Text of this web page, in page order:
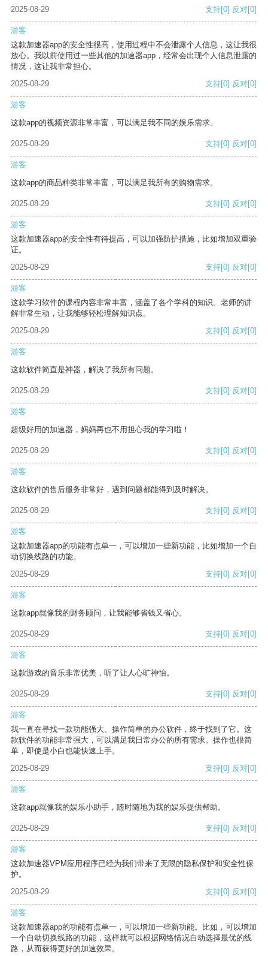
2025-08-29 支持[0] 反对[0]
游客
这款加速器app的安全性很高，使用过程中不会泄露个人信息，这让我很
放心。我以前使用过一些其他的加速器app，经常会出现个人信息泄露的
情况，这让我非常担心。
2025-08-29
支持[0] 反对[0]
游客
这款app的视频资源非常丰富，可以满足我不同的娱乐需求。
2025-08-29 支持[0] 反对[0]
游客
这款app的商品种类非常丰富，可以满足我所有的购物需求。
2025-08-29 支持[0] 反对[0]
游客
这款加速器app的安全性有待提高，可以加强防护措施，比如增加双重验
证。
2025-08-29
支持[0] 反对[0]
游客
这款学习软件的课程内容非常丰富，涵盖了各个学科的知识。老师的讲
解非常生动，让我能够轻松理解知识点。
2025-08-29
支持[0] 反对[0]
游客
这款软件简直是神器，解决了我所有问题。
2025-08-29 支持[0] 反对[0]
游客
超级好用的加速器，妈妈再也不用担心我的学习啦！
2025-08-29 支持[0] 反对[0]
游客
这款软件的售后服务非常好，遇到问题都能得到及时解决。
2025-08-29 支持[0] 反对[0]
游客
这款加速器app的功能有点单一，可以增加一些新功能，比如增加一个自
动切换线路的功能。
2025-08-29
支持[0] 反对[0]
游客
这款app就像我的财务顾问，让我能够省钱又省心。
2025-08-29 支持[0] 反对[0]
游客
这款游戏的音乐非常优美，听了让人心旷神怡。
2025-08-29 支持[0] 反对[0]
游客
我一直在寻找一款功能强大、操作简单的办公软件，终于找到了它。这
款软件的功能非常强大，可以满足我日常办公的所有需求。操作也很简
单，即使是小白也能快速上手。
2025-08-29
支持[0] 反对[0]
游客
这款app就像我的娱乐小助手，随时随地为我的娱乐提供帮助。
2025-08-29 支持[0] 反对[0]
游客
这款加速器VPM应用程序已经为我们带来了无限的隐私保护和安全性保
护。
2025-08-29
支持[0] 反对[0]
游客
这款加速器app的功能有点单一，可以增加一些新功能。比如，可以增加
一个自动切换线路的功能，这样就可以根据网络情况自动选择最优的线
路，从而获得更好的加速效果。